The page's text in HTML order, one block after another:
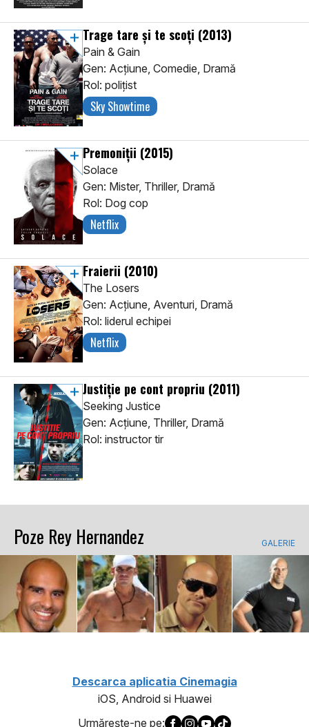
Trage tare și te scoți (2013)
Pain & Gain
Gen: Acţiune, Comedie, Dramă
Rol: poliţist
Sky Showtime
Premoniţii (2015)
Solace
Gen: Mister, Thriller, Dramă
Rol: Dog cop
Netflix
Fraierii (2010)
The Losers
Gen: Acţiune, Aventuri, Dramă
Rol: liderul echipei
Netflix
Justiție pe cont propriu (2011)
Seeking Justice
Gen: Acţiune, Thriller, Dramă
Rol: instructor tir
Poze Rey Hernandez GALERIE
Descarca aplicatia Cinemagia
iOS, Android si Huawei
Urmăreşte-ne pe: